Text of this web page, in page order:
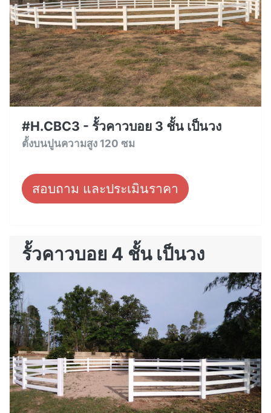
#H.CBC3 - รั้วคาวบอย 3 ชั้น เป็นวง
ตั้งบนปูนความสูง 120 ซม
สอบถาม และประเมินราคา
รั้วคาวบอย 4 ชั้น เป็นวง